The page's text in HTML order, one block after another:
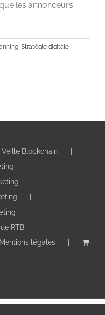
Stratégie digitale
les annonceurs
, Stratégie digitale
Veille Blockchain
RTB
Mentions légales